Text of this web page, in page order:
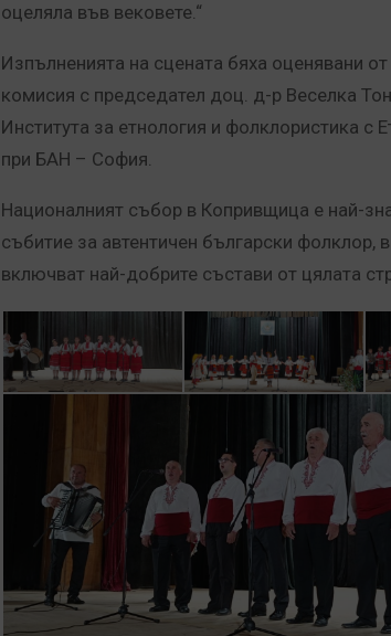
оцеляла във вековете.“
Изпълненията на сцената бяха оценявани от
комисия с председател доц. д-р Веселка
Института за етнология и фолклористика с
при БАН – София.
Националният събор в Копривщица е най-
събитие за автентичен български фолклор,
включват най-добрите състави от цялата